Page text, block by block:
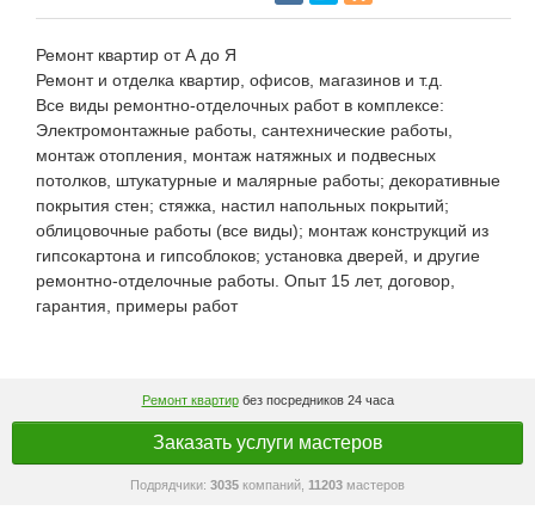
Ремонт квартир от А до Я
Ремонт и отделка квартир, офисов, магазинов и т.д.
Все виды ремонтно-отделочных работ в комплексе:
Электромонтажные работы, сантехнические работы,
монтаж отопления, монтаж натяжных и подвесных
потолков, штукатурные и малярные работы; декоративные
покрытия стен; стяжка, настил напольных покрытий;
облицовочные работы (все виды); монтаж конструкций из
гипсокартона и гипсоблоков; установка дверей, и другие
ремонтно-отделочные работы. Опыт 15 лет, договор,
гарантия, примеры работ
Ремонт квартирбез посредников 24 часа
Заказать услуги мастеров
Подрядчики: 3035 компаний, 11203 мастеров